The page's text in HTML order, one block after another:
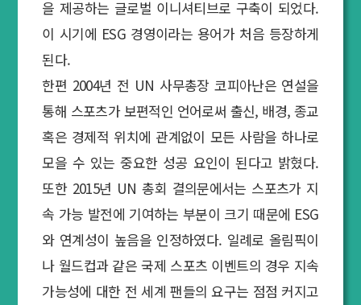
을 제공하는 글로벌 이니셔티브로 구축이 되었다.
이 시기에 ESG 경영이라는 용어가 처음 등장하게
된다.
한편 2004년 전 UN 사무총장 코피아난은 연설을
통해 스포츠가 보편적인 언어로써 출신, 배경, 종교
혹은 경제적 위치에 관계없이 모든 사람을 하나로
모을 수 있는 중요한 성공 요인이 된다고 밝혔다.
또한 2015년 UN 총회 결의문에서는 스포츠가 지
속 가능 발전에 기여하는 부분이 크기 때문에 ESG
와 연계성이 높음을 인정하였다. 일례로 올림픽이
나 월드컵과 같은 국제 스포츠 이벤트의 경우 지속
가능성에 대한 전 세계 팬들의 요구는 점점 커지고